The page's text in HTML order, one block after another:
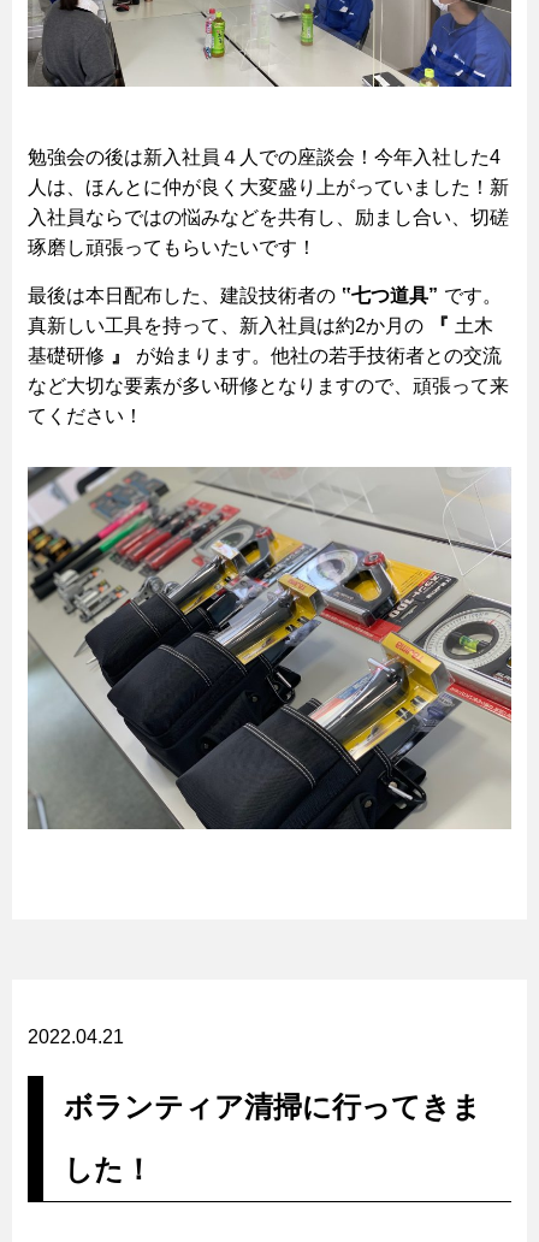
勉強会の後は新入社員４人での座談会！今年入社した4
人は、ほんとに仲が良く大変盛り上がっていました！新
入社員ならではの悩みなどを共有し、励まし合い、切磋
琢磨し頑張ってもらいたいです！
最後は本日配布した、建設技術者の ‟七つ道具” です。
真新しい工具を持って、新入社員は約2か月の
『 土木
基礎研修 』
が始まります。他社の若手技術者との交流
など大切な要素が多い研修となりますので、頑張って来
てください！
2022.04.21
ボランティア清掃に行ってきま
した！